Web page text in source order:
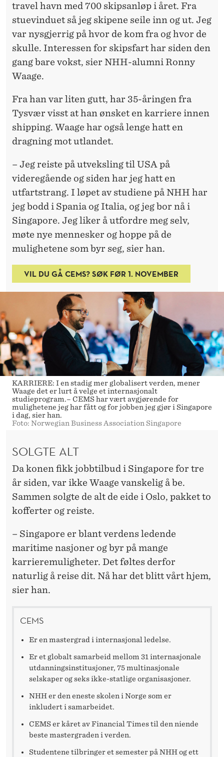
A
L
G
R
A
travel havn med 700 skipsanløp i året. Fra
stuevinduet så jeg skipene seile inn og ut. Jeg
var nysgjerrig på hvor de kom fra og hvor de
skulle. Interessen for skipsfart har siden den
gang bare vokst, sier NHH-alumni Ronny
Waage.
Fra han var liten gutt, har 35-åringen fra
Tysvær visst at han ønsket en karriere innen
shipping. Waage har også lenge hatt en
dragning mot utlandet.
– Jeg reiste på utveksling til USA på
videregående og siden har jeg hatt en
utfartstrang. I løpet av studiene på NHH har
jeg bodd i Spania og Italia, og jeg bor nå i
Singapore. Jeg liker å utfordre meg selv,
møte nye mennesker og hoppe på de
mulighetene som byr seg, sier han.
VIL DU GÅ CEMS? SØK FØR 1. NOVEMBER
KARRIERE: I en stadig mer globalisert verden, mener
Waage det er lurt å velge et internasjonalt
studieprogram.– CEMS har vært avgjørende for
mulighetene jeg har fått og for jobben jeg gjør i Singapore
i dag, sier han.
Foto: Norwegian Business Association Singapore
SOLGTE ALT
Da konen fikk jobbtilbud i Singapore for tre
år siden, var ikke Waage vanskelig å be.
Sammen solgte de alt de eide i Oslo, pakket to
kofferter og reiste.
– Singapore er blant verdens ledende
maritime nasjoner og byr på mange
karrieremuligheter. Det føltes derfor
naturlig å reise dit. Nå har det blitt vårt hjem,
sier han.
CEMS
Er en mastergrad i internasjonal ledelse.
Er et globalt samarbeid mellom 31 internasjonale
utdanningsinstitusjoner, 75 multinasjonale
selskaper og seks ikke-statlige organisasjoner.
NHH er den eneste skolen i Norge som er
inkludert i samarbeidet.
CEMS er kåret av Financial Times til den niende
beste mastergraden i verden.
Studentene tilbringer et semester på NHH og ett